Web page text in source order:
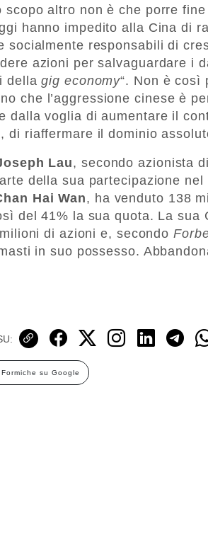
scopo altro non è che porre
hanno impedito alla Cina di
socialmente responsabili di
azioni per salvaguardare i
dellagig economy“. Non è così
che l’aggressione cinese è
dalla voglia di aumentare il
di riaffermare il dominio
Lau, secondo azionista
della sua partecipazione
Hai Wan, ha venduto 138
del 41% la sua quota. La sua
di azioni e, secondo
in suo possesso.
su Google